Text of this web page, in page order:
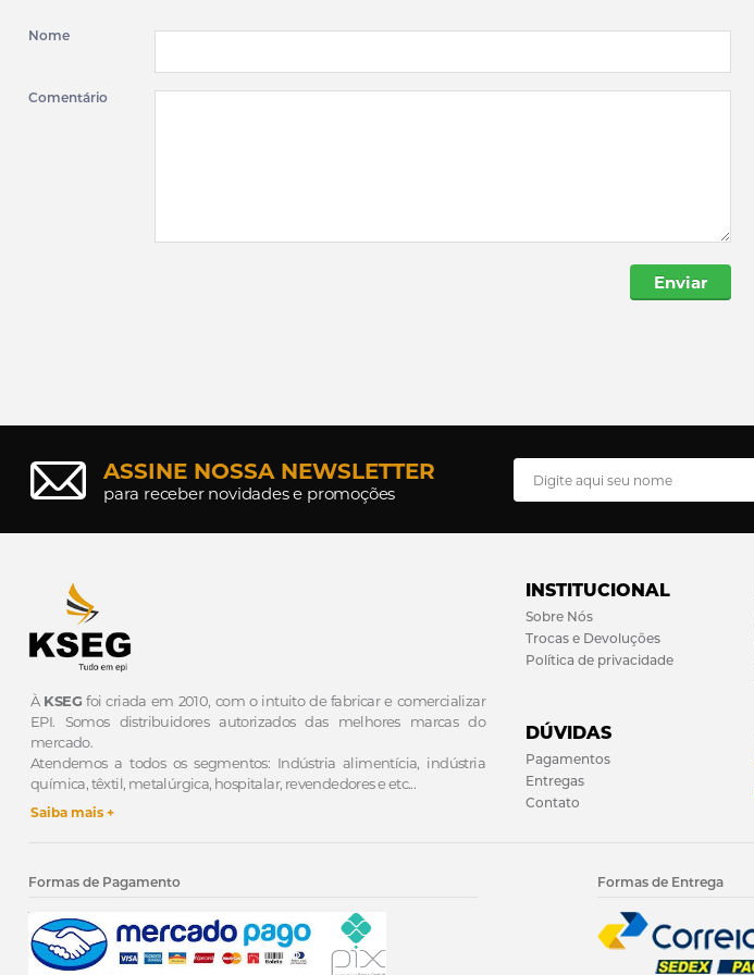
Nome
Comentário
Enviar
ASSINE NOSSA NEWSLETTER
para receber novidades e promoções
À KSEG foi criada em 2010, com o intuito de fabricar e comercializar
EPI. Somos distribuidores autorizados das melhores marcas do
mercado.
Atendemos a todos os segmentos: Indústria alimentícia, indústria
química, têxtil, metalúrgica, hospitalar, revendedores e etc...
Saiba mais +
INSTITUCIONAL
Sobre Nós
Trocas e Devoluções
Política de privacidade
DÚVIDAS
Pagamentos
Entregas
Contato
Formas de Pagamento Formas de Entrega